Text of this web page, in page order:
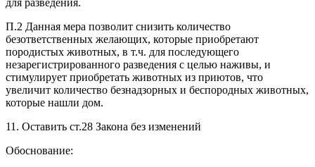
П.2 Данная мера позволит снизить количество
безответственных желающих, которые приобретают
породистых животных, в т.ч. для последующего
незарегистрированного разведения с целью наживы, и
стимулирует приобретать животных из приютов, что
увеличит количество безнадзорных и беспородных животных,
которые нашли дом.
11. Оставить ст.28 Закона без изменений
Обоснование: